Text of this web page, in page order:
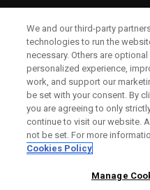
A
We and our third-party
technologies to run the
necessary. Others are
personalized experience,
work, and support our
be set with your consent. By
you are agreeing to only
continue to visit our website.
not be set. For more
Cookies Policy
Manage